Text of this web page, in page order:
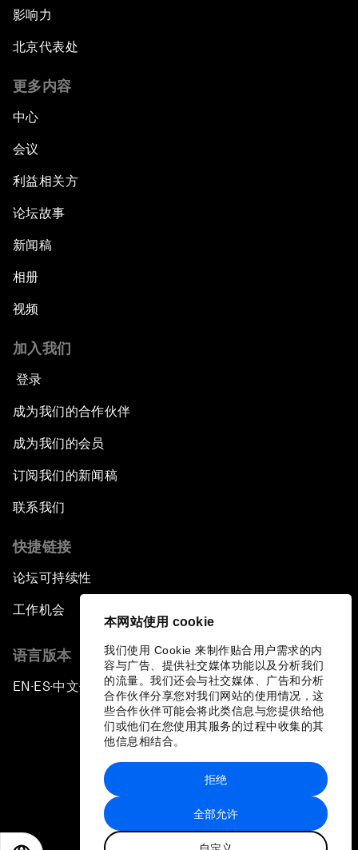
本网站使用 cookie
我们使用 Cookie 来制作贴合用户需求的内
容与广告、提供社交媒体功能以及分析我们
的流量。我们还会与社交媒体、广告和分析
合作伙伴分享您对我们网站的使用情况，这
些合作伙伴可能会将此类信息与您提供给他
们或他们在您使用其服务的过程中收集的其
他信息相结合。
全部允许
拒绝
影响力
北京代表处
更多内容
中心
会议
利益相关方
论坛故事
新闻稿
相册
视频
加入我们
登录
成为我们的合作伙伴
成为我们的会员
订阅我们的新闻稿
联系我们
快捷链接
论坛可持续性
工作机会
语言版本
EN ▪ES▪中文▪ 日本語
站点地图